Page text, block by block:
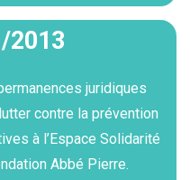
2013
juridiques
contre la prévention
à l’Espace Solidarité
Abbé Pierre.